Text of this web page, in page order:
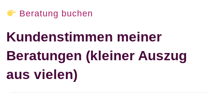
Beratung buchen
Kundenstimmen meiner
Beratungen (kleiner Auszug
aus vielen)